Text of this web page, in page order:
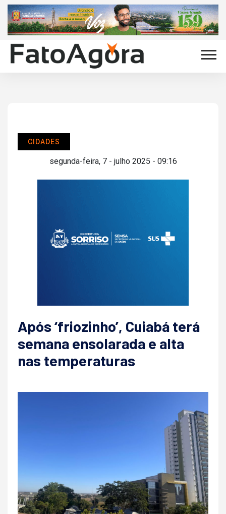
CIDADES
segunda-feira, 7 - julho 2025 - 09:16
Após ‘friozinho’, Cuiabá terá
semana ensolarada e alta
nas temperaturas